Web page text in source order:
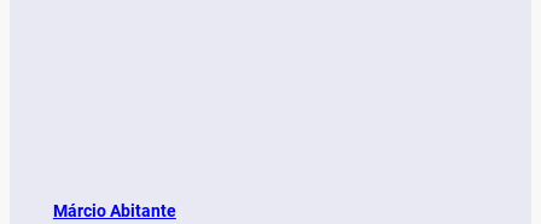
Márcio Abitante